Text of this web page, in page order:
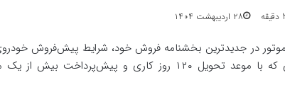
۲۸ اردیبهشت ۱۴۰۴